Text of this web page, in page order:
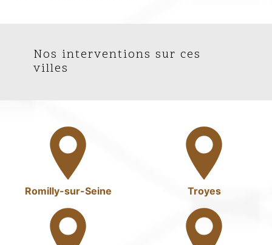
Nos interventions sur ces
villes
Romilly-sur-Seine Troyes